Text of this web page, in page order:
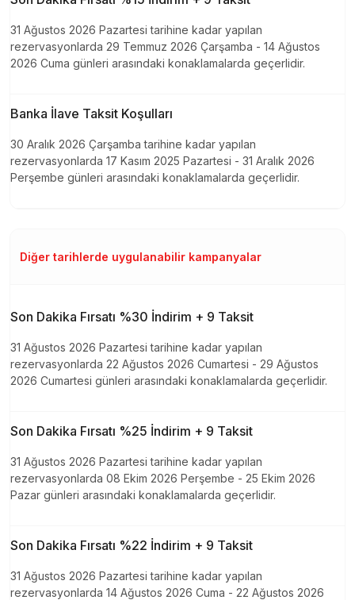
31 Ağustos 2026 Pazartesi tarihine kadar yapılan
rezervasyonlarda 29 Temmuz 2026 Çarşamba - 14 Ağustos
2026 Cuma günleri arasındaki konaklamalarda geçerlidir.
Banka İlave Taksit Koşulları
30 Aralık 2026 Çarşamba tarihine kadar yapılan
rezervasyonlarda 17 Kasım 2025 Pazartesi - 31 Aralık 2026
Perşembe günleri arasındaki konaklamalarda geçerlidir.
Diğer tarihlerde uygulanabilir kampanyalar
Son Dakika Fırsatı %30 İndirim + 9 Taksit
31 Ağustos 2026 Pazartesi tarihine kadar yapılan
rezervasyonlarda 22 Ağustos 2026 Cumartesi - 29 Ağustos
2026 Cumartesi günleri arasındaki konaklamalarda geçerlidir.
Son Dakika Fırsatı %25 İndirim + 9 Taksit
31 Ağustos 2026 Pazartesi tarihine kadar yapılan
rezervasyonlarda 08 Ekim 2026 Perşembe - 25 Ekim 2026
Pazar günleri arasındaki konaklamalarda geçerlidir.
Son Dakika Fırsatı %22 İndirim + 9 Taksit
31 Ağustos 2026 Pazartesi tarihine kadar yapılan
rezervasyonlarda 14 Ağustos 2026 Cuma - 22 Ağustos 2026